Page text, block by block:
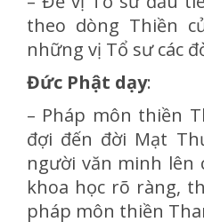
theo dòng Thiền
những vị Tổ sư các
Đức Phật dạy:
– Pháp môn thiền
đợi đến đời Mạt
người văn minh lên
khoa học rõ ràng,
pháp môn thiền